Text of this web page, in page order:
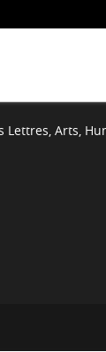
Lettres, Arts,